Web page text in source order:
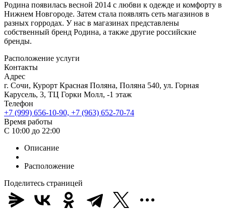
Родина появилась весной 2014 с любви к одежде и комфорту в
Нижнем Новгороде. Затем стала появлять сеть магазинов в
разных горродах. У нас в магазинах представлены
собственный бренд Родина, а также другие российские
бренды.
Расположение услуги
Контакты
Адрес
г. Сочи, Курорт Красная Поляна, Поляна 540, ул. Горная
Карусель, 3, ТЦ Горки Молл, -1 этаж
Телефон
+7 (999) 656-10-90, +7 (963) 652-70-74
Время работы
C 10:00 до 22:00
Описание
Расположение
Поделитесь страницей